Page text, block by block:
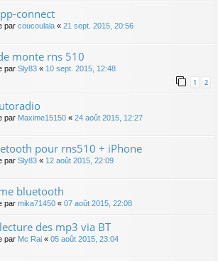
connect
par coucoulala « 21 sept. 2015, 20:56
monte rns 510
par Sly83 « 10 sept. 2015, 12:48
1 2
par Maxime15150 « 24 août 2015, 12:27
pour rns510 + iPhone
par Sly83 « 12 août 2015, 22:09
bluetooth
par mika71450 « 07 août 2015, 22:08
des mp3 via BT
par Mc Rai « 05 août 2015, 23:04